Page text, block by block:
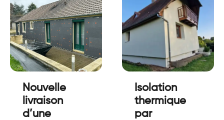
Nouvelle
livraison
d’une
Isolation
thermique
par